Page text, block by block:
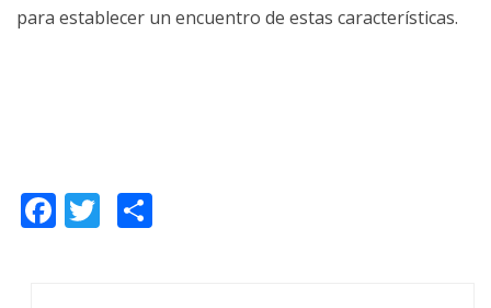
para establecer un encuentro de estas características.
Facebook
Twitter